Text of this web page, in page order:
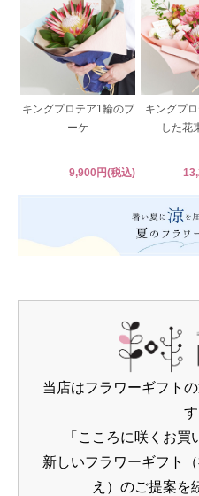
キングプロテア1輪のブ
ーケ
キングプ
した花
9,900円(税込)
当店はフラワーギフト
す
「こころに咲くお
新しいフラワーギフト
え）のご提案を